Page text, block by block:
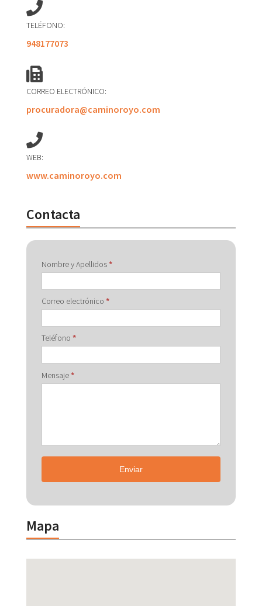
TELÉFONO:
948177073
CORREO ELECTRÓNICO:
procuradora@caminoroyo.com
WEB:
www.caminoroyo.com
Contacta
Contactar
con
Nombre y Apellidos*
Correo electrónico *
Teléfono *
Mensaje*
Enviar
Mapa